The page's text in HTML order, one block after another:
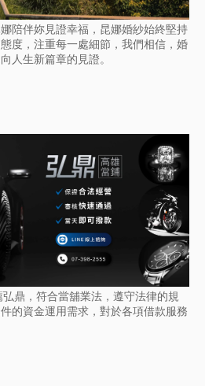
陪伴妳見證幸福，昆娜婚紗始終堅持
度，注重每一處細節，我們相信，婚
人生新篇章的見證。
鼎，符合當舖業法，遵守法律的規
的資金運用需求，對於各項借款服務